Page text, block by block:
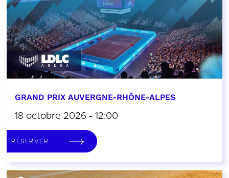
GRAND PRIX AUVERGNE-RHÔNE-ALPES
18 octobre 2026 - 12:00
RÉSERVER